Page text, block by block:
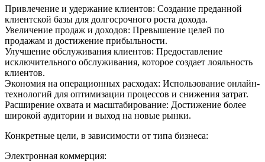
Привлечение и удержание клиентов: Создание преданной
клиентской базы для долгосрочного роста дохода.
Увеличение продаж и доходов: Превышение целей по
продажам и достижение прибыльности.
Улучшение обслуживания клиентов: Предоставление
исключительного обслуживания, которое создает лояльность
клиентов.
Экономия на операционных расходах: Использование онлайн-
технологий для оптимизации процессов и снижения затрат.
Расширение охвата и масштабирование: Достижение более
широкой аудитории и выход на новые рынки.
Конкретные цели, в зависимости от типа бизнеса:
Электронная коммерция: